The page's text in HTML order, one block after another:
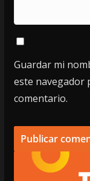
Guardar mi
este navegador
comentario.